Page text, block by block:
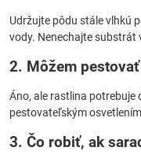
Udržujte pôdu stále vlhkú
vody. Nenechajte substrát
2. Môžem
Áno, ale rastlina potrebuje
pestovateľským
3. Čo robiť, ak